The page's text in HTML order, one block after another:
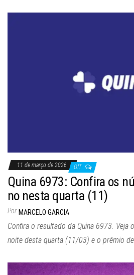
11 de março de 2026 Off
Quina 6973: Confira os
no nesta quarta (11)
Por MARCELO GARCIA
Confira o resultado da Quina 6973. Veja
noite desta quarta (11/03) e o prêmio